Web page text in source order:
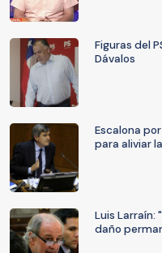
Figuras del
Dávalos
Escalona
para aliviar
Luis Larraín:
daño